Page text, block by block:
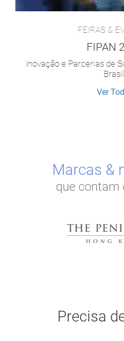
FEIRAS &
FIPAN
Inovação e Parcerias de
Ver
Marcas &
que contam
Precisa